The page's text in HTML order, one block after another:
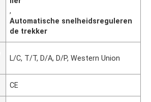
,
Automatische snelheidsreguleren
de trekker
L/C, T/T, D/A, D/P, Western Union
CE